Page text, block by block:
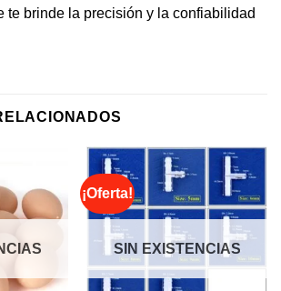
te brinde la precisión y la confiabilidad
¡Oferta!
SIN EXISTENCIAS